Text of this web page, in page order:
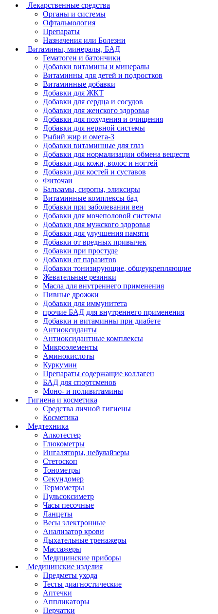
Лекарственные средства
Органы и системы
Офтальмология
Препараты
Назначения или Болезни
Витамины, минералы, БАД
Гематоген и батончики
Добавки витамины и минералы
Витаминны для детей и подростков
Витаминные добавки
Добавки для ЖКТ
Добавки для сердца и сосудов
Добавки для женского здоровья
Добавки для похудения и очищения
Добавки для нервной системы
Рыбий жир и омега-3
Добавки витаминные для глаз
Добавки для нормализации обмена веществ
Добавки для кожи, волос и ногтей
Добавки для костей и суставов
Фиточаи
Бальзамы, сиропы, эликсиры
Витаминные комплексы бад
Добавки при заболевании вен
Добавки для мочеполовой системы
Добавки для мужского здоровья
Добавки для улучшения памяти
Добавки от вредных привычек
Добавки при простуде
Добавки от паразитов
Добавки тонизирующие, общеукрепляющие
Жевательные резинки
Масла для внутреннего применения
Пивные дрожжи
Добавки для иммунитета
прочие БАД для внутреннего применения
Добавки и витаминны при диабете
Антиоксиданты
Антиоксидантные комплексы
Микроэлементы
Аминокислоты
Куркумин
Препараты содержащие коллаген
БАД для спортсменов
Моно- и поливитамины
Гигиена и косметика
Средства личной гигиены
Косметика
Медтехника
Алкотестер
Глюкометры
Ингаляторы, небулайзеры
Стетоскоп
Тонометры
Секундомер
Термометры
Пульсоксиметр
Часы песочные
Ланцеты
Весы электронные
Анализатор крови
Дыхательные тренажеры
Массажеры
Медицинские приборы
Медицинские изделия
Предметы ухода
Тесты диагностические
Аптечки
Аппликаторы
Перчатки